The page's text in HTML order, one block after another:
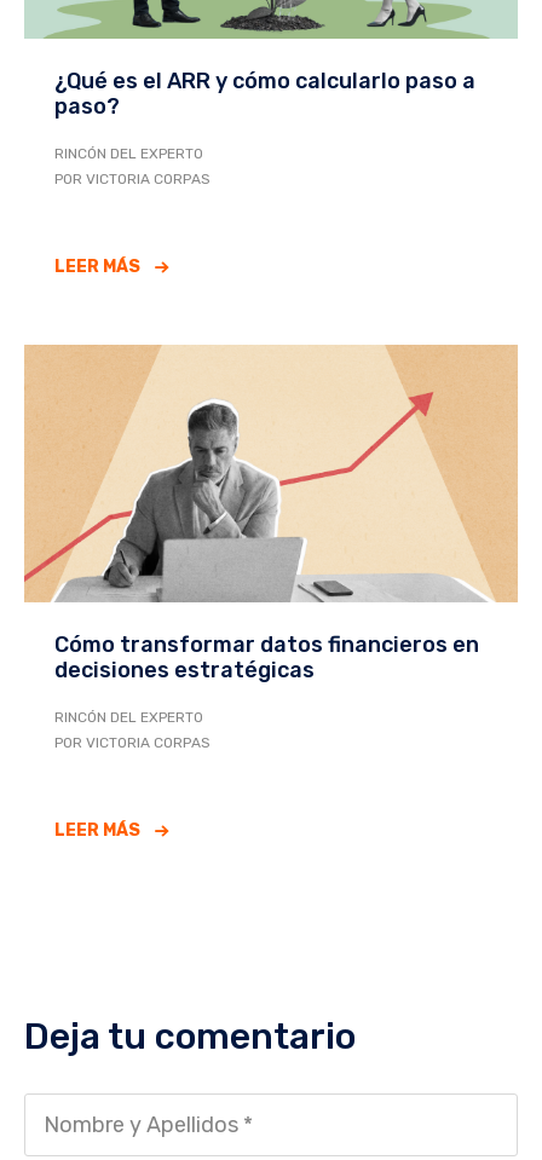
¿Qué es el ARR y cómo calcularlo paso a
paso?
RINCÓN DEL EXPERTO
POR VICTORIA CORPAS
LEER MÁS
Cómo transformar datos financieros en
decisiones estratégicas
RINCÓN DEL EXPERTO
POR VICTORIA CORPAS
LEER MÁS
Deja tu comentario